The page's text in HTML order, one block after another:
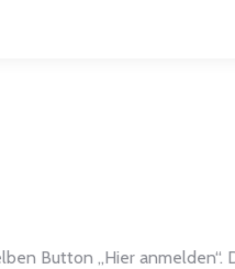
Button „Hier anmelden“.